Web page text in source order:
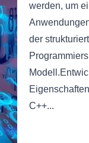
werden, um
der
C++...